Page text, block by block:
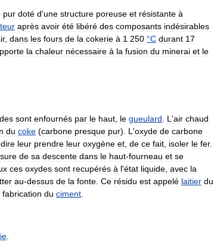
pur doté d'une structure poreuse et résistante à
après avoir été libéré des composants indésirables
, dans les fours de la cokerie à 1 250 °C durant 17
la chaleur nécessaire à la fusion du minerai et le
sont enfournés par le haut le gueulard L 'air chaud
du coke (carbone presque pur). L 'oxyde de carbone
dire leur prendre leur oxygène et de ce fait isoler le fer.
de sa descente dans le haut-fourneau et se
ces oxydes sont recupérés à l'état liquide avec la
au-dessus de la fonte Ce résidu est appelé laitier du
fabrication du ciment